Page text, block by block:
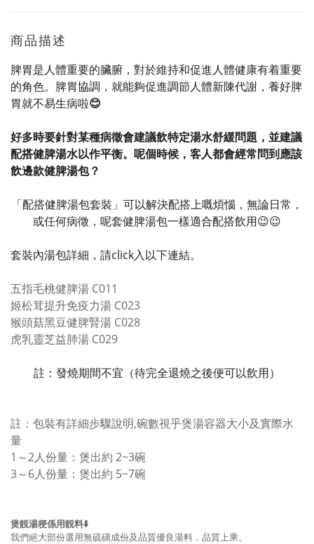
商品描述
脾胃是人體重要的臟腑，對於維持和促進人體健康有着重要
的角色。 脾胃協調，就能夠促進調節人體新陳代謝，養好脾
胃就不易生病啦😊
好多時要針對某種病徵會建議飲特定湯水舒緩問題，並建議
配搭健脾湯水以作平衡。呢個時候，客人都會經常問到應該
飲邊款健脾湯包？
「配搭健脾湯包套裝」可以解決配搭上嘅煩惱，無論日常，
或任何病徵，呢套健脾湯包一樣適合配搭飲用😉😉
套裝內湯包詳細，請click入以下連結。
五指毛桃健脾湯 C011
姬松茸提升免疫力湯 C023
猴頭菇黑豆健脾腎湯 C028
虎乳靈芝益肺湯 C029
註：發燒期間不宜（待完全退燒之後便可以飲用）
註：包裝有詳細步驟說明,碗數視乎煲湯容器大小及實際水
量
1～2人份量：煲出約 2~3碗
3～6人份量： 煲出約 5~7碗
煲靚湯梗係用靚料⬇️
我們絕大部份選用無硫磺成份及品質優良湯料，品質上乘。